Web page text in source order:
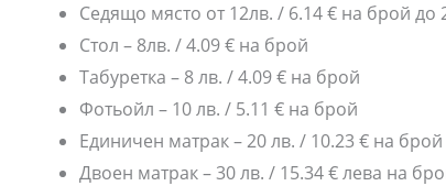
Седящо място от 12лв. / 6.14 € на брой
Стол – 8лв. / 4.09 € на брой
Табуретка – 8 лв. / 4.09 € на брой
Фотьойл – 10 лв. / 5.11 € на брой
Единичен матрак – 20 лв. / 10.23 € на
Двоен матрак – 30 лв. / 15.34 € лева на